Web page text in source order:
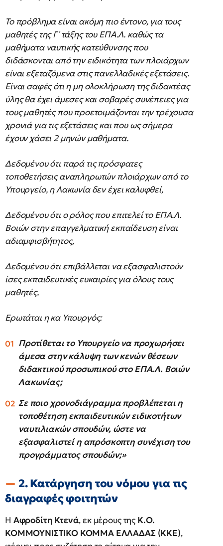
Το πρόβλημα είναι ακόμη πιο έντονο, για τους
μαθητές της Γ΄ τάξης του ΕΠΑ.Λ. καθώς τα
μαθήματα ναυτικής κατεύθυνσης που
διδάσκονται από την ειδικότητα των πλοιάρχων
είναι εξεταζόμενα στις πανελλαδικές εξετάσεις.
Είναι σαφές ότι η μη ολοκλήρωση της διδακτέας
ύλης θα έχει άμεσες και σοβαρές συνέπειες για
τους μαθητές που προετοιμάζονται την τρέχουσα
χρονιά για τις εξετάσεις και που ως σήμερα
έχουν χάσει 2 μηνών μαθήματα.
Δεδομένου ότι παρά τις πρόσφατες
τοποθετήσεις αναπληρωτών πλοιάρχων από το
Υπουργείο, η Λακωνία δεν έχει καλυφθεί,
Δεδομένου ότι ο ρόλος που επιτελεί το ΕΠΑ.Λ.
Βοιών στην επαγγελματική εκπαίδευση είναι
αδιαμφισβήτητος,
Δεδομένου ότι επιβάλλεται να εξασφαλιστούν
ίσες εκπαιδευτικές ευκαιρίες για όλους τους
μαθητές,
Ερωτάται η κα Υπουργός:
Προτίθεται το Υπουργείο να προχωρήσει
άμεσα στην κάλυψη των κενών θέσεων
διδακτικού προσωπικού στο ΕΠΑ.Λ. Βοιών
Λακωνίας;
Σε ποιο χρονοδιάγραμμα προβλέπεται η
τοποθέτηση εκπαιδευτικών ειδικοτήτων
ναυτιλιακών σπουδών, ώστε να
εξασφαλιστεί η απρόσκοπτη συνέχιση του
προγράμματος σπουδών;»
2. Κατάργηση του νόμου για τις
διαγραφές φοιτητών
Η Αφροδίτη Κτενά, εκ μέρους της Κ.Ο.
ΚΟΜΜΟΥΝΙΣΤΙΚΟ ΚΟΜΜΑ ΕΛΛΑΔΑΣ (ΚΚΕ),